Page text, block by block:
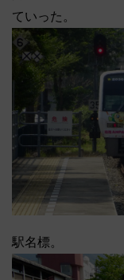
ていった。
駅名標。